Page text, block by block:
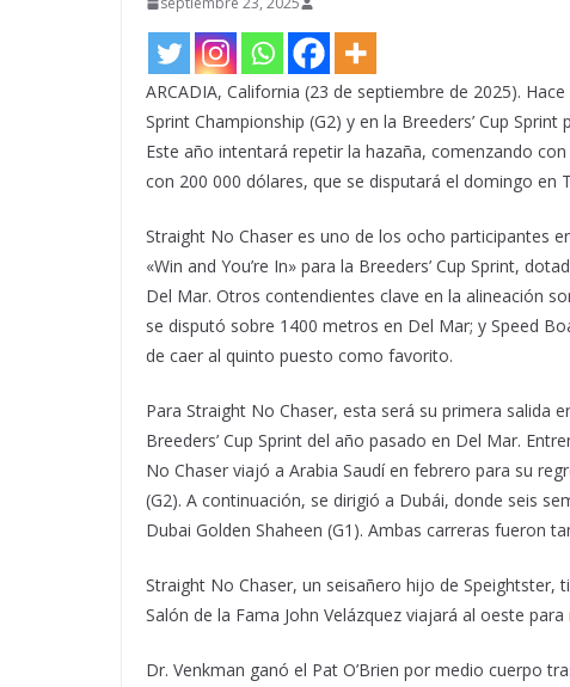
ARCADIA, California (23 de septiembre de 2025).
Sprint Championship (G2) y en la Breeders’ Cup
Este año intentará repetir la hazaña, comenzando
con 200 000 dólares, que se disputará el domingo en
Straight No Chaser es uno de los ocho participantes
«Win and You’re In» para la Breeders’ Cup Sprint,
Del Mar. Otros contendientes clave en la alineación
se disputó sobre 1400 metros en Del Mar; y Speed
de caer al quinto puesto como favorito.
Para Straight No Chaser, esta será su primera salida
Breeders’ Cup Sprint del año pasado en Del Mar.
No Chaser viajó a Arabia Saudí en febrero para su
(G2). A continuación, se dirigió a Dubái, donde seis
Dubai Golden Shaheen (G1). Ambas carreras fueron
Straight No Chaser, un seisañero hijo de Speightster,
Salón de la Fama John Velázquez viajará al oeste
Dr. Venkman ganó el Pat O’Brien por medio cuerpo